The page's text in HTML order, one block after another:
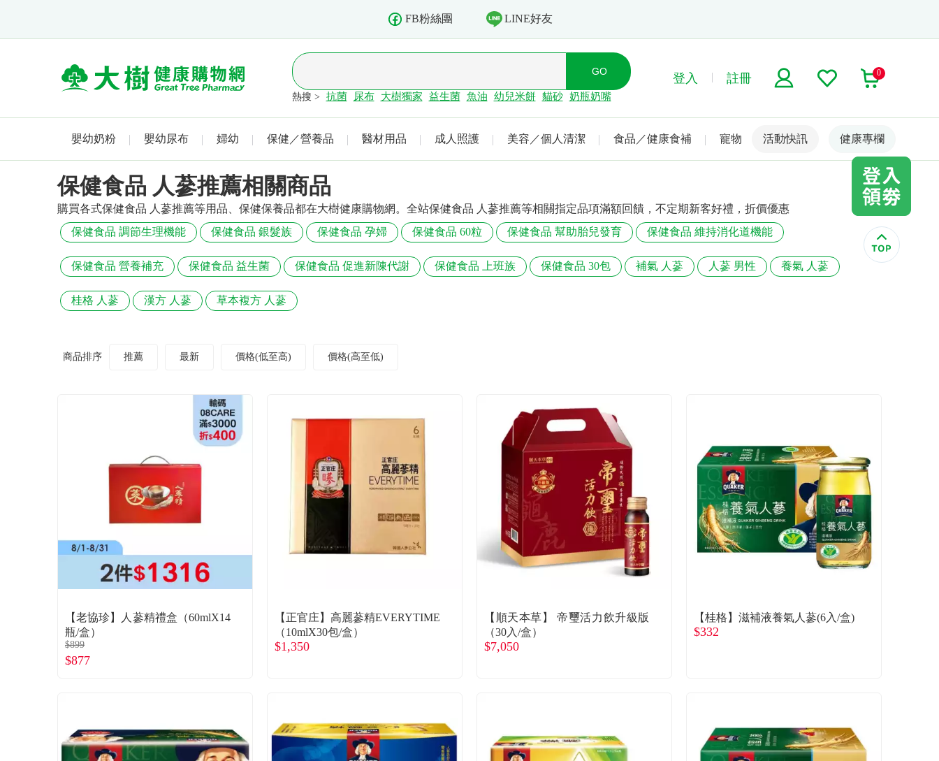
FB粉絲團 LINE好友
熱搜 > 抗菌 尿布 大樹獨家 益生菌 魚油 幼兒米餅 貓砂 奶瓶奶嘴
登入 註冊 0
嬰幼奶粉 嬰幼尿布 婦幼 保健／營養品 醫材用品 成人照護 美容／個人清潔 食品／健康食補 寵物 名人嚴選
活動快訊 健康專欄
保健食品 人蔘推薦相關商品
購買各式保健食品 人蔘推薦等用品、保健保養品都在大樹健康購物網。全站保健食品 人蔘推薦等相關指定品項滿額回饋，不定期新客好禮，折價優惠
保健食品 調節生理機能
保健食品 銀髮族 保健食品 孕婦 保健食品 60粒 保健食品 幫助胎兒發育 保健食品 維持消化道機能
保健食品 營養補充 保健食品 益生菌 保健食品 促進新陳代謝 保健食品 上班族 保健食品 30包 補氣 人蔘 人蔘 男性 養氣 人蔘
桂格 人蔘 漢方 人蔘 草本複方 人蔘
商品排序 推薦 最新 價格(低至高) 價格(高至低)
【老協珍】人蔘精禮盒（60mlX14
瓶/盒）
$899
$877
【正官庄】高麗蔘精EVERYTIME
（10mlX30包/盒）
$1,350
【順天本草】 帝璽活力飲升級版
（30入/盒）
$7,050
【桂格】滋補液養氣人蔘(6入/盒)
$332